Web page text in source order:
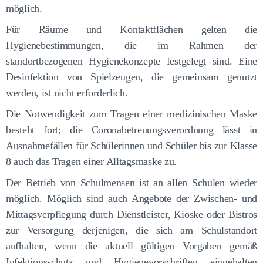
möglich.
Für Räume und Kontaktflächen gelten die
Hygienebestimmungen, die im Rahmen der
standortbezogenen Hygienekonzepte festgelegt sind. Eine
Desinfektion von Spielzeugen, die gemeinsam genutzt
werden, ist nicht erforderlich.
Die Notwendigkeit zum Tragen einer medizinischen Maske
besteht fort; die Coronabetreuungsverordnung lässt in
Ausnahmefällen für Schülerinnen und Schüler bis zur Klasse
8 auch das Tragen einer Alltagsmaske zu.
Der Betrieb von Schulmensen ist an allen Schulen wieder
möglich. Möglich sind auch Angebote der Zwischen- und
Mittagsverpflegung durch Dienstleister, Kioske oder Bistros
zur Versorgung derjenigen, die sich am Schulstandort
aufhalten, wenn die aktuell gültigen Vorgaben gemäß